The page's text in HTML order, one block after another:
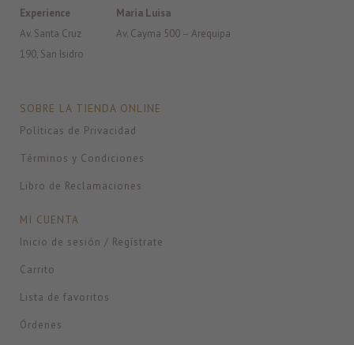
Experience
Av. Santa Cruz
190, San Isidro
Maria Luisa
Av. Cayma 500 – Arequipa
SOBRE LA TIENDA ONLINE
Políticas de Privacidad
Términos y Condiciones
Libro de Reclamaciones
MI CUENTA
Inicio de sesión / Regístrate
Carrito
Lista de favoritos
Órdenes